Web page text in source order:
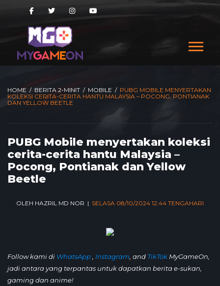
HOME / BERITA 2-MINIT / MOBILE / PUBG MOBILE MENYERTAKAN
KOLEKSI CERITA-CERITA HANTU MALAYSIA – POCONG, PONTIANAK
DAN YELLOW BEETLE
PUBG Mobile menyertakan koleksi
cerita-cerita hantu Malaysia –
Pocong, Pontianak dan Yellow
Beetle
OLEH HAZRIL MD NOR | SELASA 08/10/2024 12:44 TENGAHARI
Follow kami di WhatsApp Instagram , and TikTok MyGameOn,
jadi antara yang terpantas untuk dapatkan berita e-sukan,
gaming dan anime!